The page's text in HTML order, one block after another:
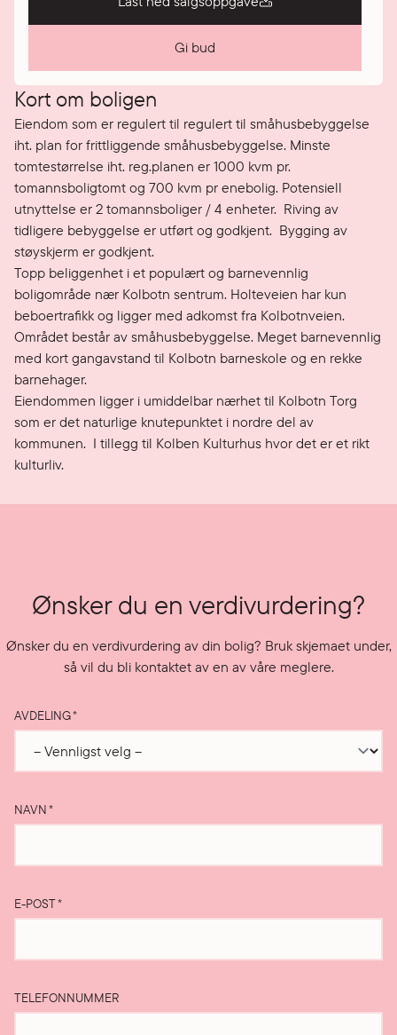
Gi bud
Kort om boligen
Eiendom som er regulert til regulert til småhusbebyggelse
iht. plan for frittliggende småhusbebyggelse. Minste
tomtestørrelse iht. reg.planen er 1000 kvm pr.
tomannsboligtomt og 700 kvm pr enebolig. Potensiell
utnyttelse er 2 tomannsboliger / 4 enheter.  Riving av
tidligere bebyggelse er utført og godkjent.  Bygging av
støyskjerm er godkjent.
Topp beliggenhet i et populært og barnevennlig
boligområde nær Kolbotn sentrum. Holteveien har kun
beboertrafikk og ligger med adkomst fra Kolbotnveien.
Området består av småhusbebyggelse. Meget barnevennlig
med kort gangavstand til Kolbotn barneskole og en rekke
barnehager.
Eiendommen ligger i umiddelbar nærhet til Kolbotn Torg
som er det naturlige knutepunktet i nordre del av
kommunen.  I tillegg til Kolben Kulturhus hvor det er et rikt
kulturliv.
Ønsker du en verdivurdering?
Ønsker du en verdivurdering av din bolig? Bruk skjemaet under,
så vil du bli kontaktet av en av våre meglere.
AVDELING*
NAVN*
E-POST*
TELEFONNUMMER